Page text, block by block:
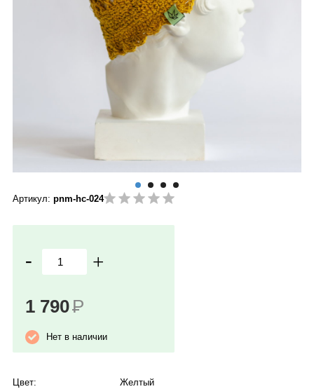
Артикул: pnm-hc-024
- +
1 790Р
Нет в наличии
Цвет:
Желтый